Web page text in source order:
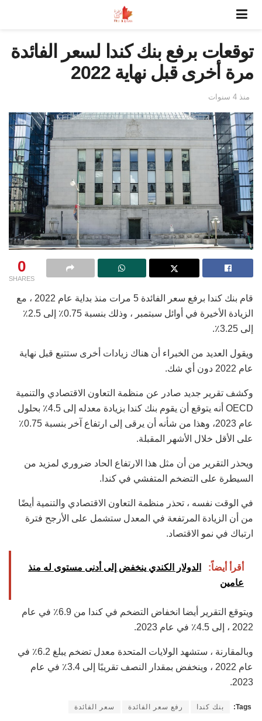
توقعات برفع بنك كندا لسعر الفائدة
مرة أخرى قبل نهاية 2022
منذ 4 سنوات
0
SHARES
قام بنك كندا برفع سعر الفائدة 5 مرات منذ بداية عام 2022 ، مع
الزيادة الأخيرة في أوائل سبتمبر ، وذلك بنسبة 0.75٪ إلى 2.5٪
إلى 3.25٪.
ويقول العديد من الخبراء أن هناك زيادات أخرى ستتبع قبل نهاية
عام 2022 دون أي شك.
وكشف تقرير جديد صادر عن منظمة التعاون الاقتصادي والتنمية
OECD أنه يتوقع أن يقوم بنك كندا بزيادة معدله إلى 4.5٪ بحلول
عام 2023، وهذا من شأنه أن يرقى إلى ارتفاع آخر بنسبة 0.75٪
على الأقل خلال الأشهر المقبلة.
ويحذر التقرير من أن مثل هذا الارتفاع الحاد ضروري لمزيد من
السيطرة على التضخم المتفشي في كندا.
في الوقت نفسه ، تحذر منظمة التعاون الاقتصادي والتنمية أيضًا
من أن الزيادة المرتفعة في المعدل ستشمل على الأرجح فترة
ارتباك في نمو الاقتصاد.
أقرأ أيضاً:
الدولار الكندي ينخفض إلى أدنى مستوى له منذ
عامين
ويتوقع التقرير أيضا انخفاض التضخم في كندا من 6.9٪ في عام
2022 ، إلى 4.5٪ في عام 2023.
وبالمقارنة ، ستشهد الولايات المتحدة معدل تضخم يبلغ 6.2٪ في
عام 2022 ، وينخفض بمقدار النصف تقريبًا إلى 3.4٪ في عام
2023.
Tags: بنك كندا رفع سعر الفائدة سعر الفائدة